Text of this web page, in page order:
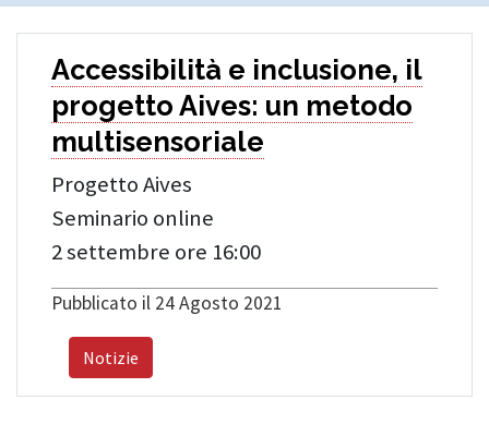
Accessibilità e inclusione, il
progetto Aives: un metodo
multisensoriale
Progetto Aives
Seminario online
2 settembre ore 16:00
Pubblicato il 24 Agosto 2021
Notizie